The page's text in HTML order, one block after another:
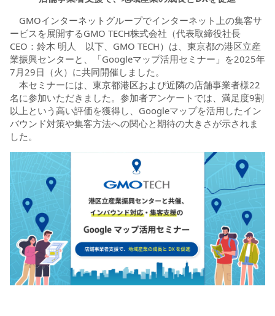
GMOインターネットグループでインターネット上の集客サ
ービスを展開するGMO TECH株式会社（代表取締役社長
CEO：鈴木 明人 以下、GMO TECH）は、東京都の港区立産
業振興センターと、「Googleマップ活用セミナー」を2025年
7月29日（火）に共同開催しました。
本セミナーには、東京都港区および近隣の店舗事業者様22
名に参加いただきました。参加者アンケートでは、満足度9割
以上という高い評価を獲得し、Googleマップを活用したイン
バウンド対策や集客方法への関心と期待の大きさが示されま
した。